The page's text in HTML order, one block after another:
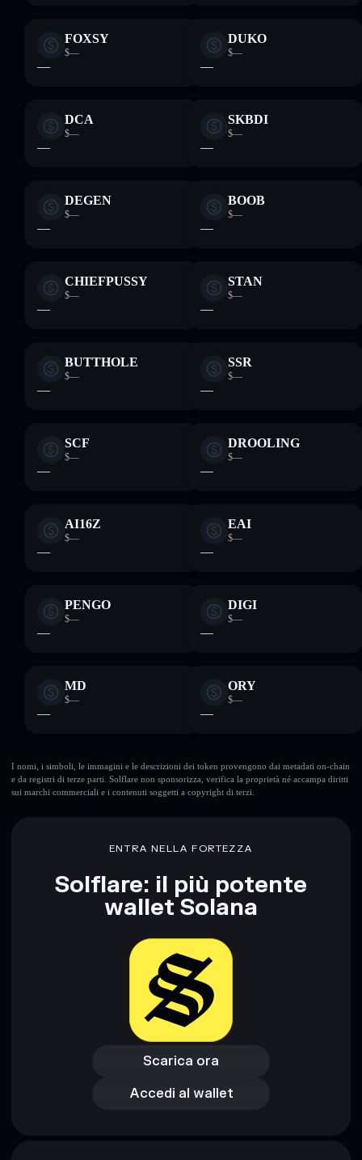
FOXSY
$—
—
DUKO
$—
—
DCA
$—
—
SKBDI
$—
—
DEGEN
$—
—
BOOB
$—
—
CHIEFPUSSY
$—
—
STAN
$—
—
BUTTHOLE
$—
—
SSR
$—
—
SCF
$—
—
DROOLING
$—
—
AI16Z
$—
—
EAI
$—
—
PENGO
$—
—
DIGI
$—
—
MD
$—
—
ORY
$—
—
I nomi, i simboli, le immagini e le descrizioni dei token provengono dai metadati on-chain
e da registri di terze parti. Solflare non sponsorizza, verifica la proprietà né accampa diritti
sui marchi commerciali e i contenuti soggetti a copyright di terzi.
ENTRA NELLA FORTEZZA
Solflare: il più potente
wallet Solana
Scarica ora
Scarica ora
Accedi al wallet
Accedi al wallet